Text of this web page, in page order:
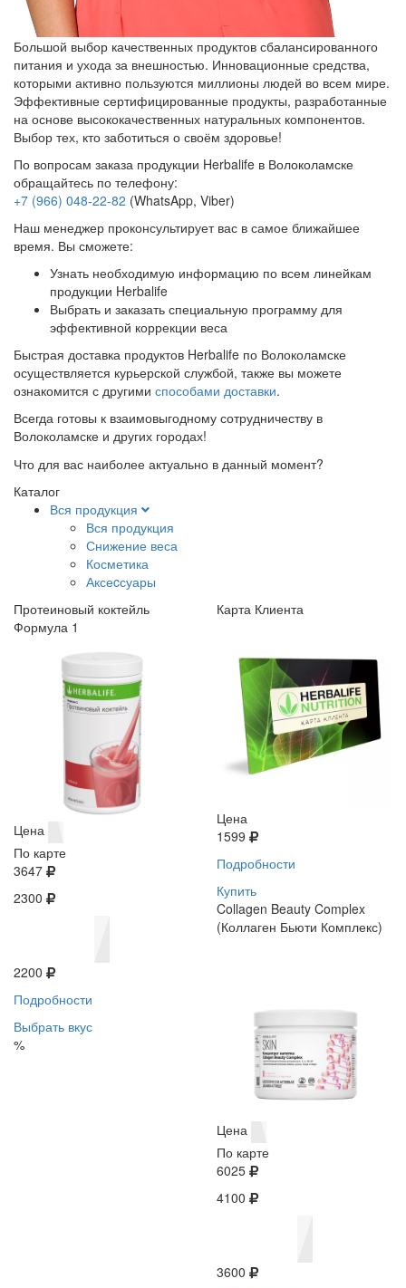
Большой выбор качественных продуктов сбалансированного
питания и ухода за внешностью. Инновационные средства,
которыми активно пользуются миллионы людей во всем мире.
Эффективные сертифицированные продукты, разработанные
на основе высококачественных натуральных компонентов.
Выбор тех, кто заботиться о своём здоровье!
По вопросам заказа продукции Herbalife в Волоколамске
обращайтесь по телефону:
+7 (966) 048-22-82 (WhatsApp, Viber)
Наш менеджер проконсультирует вас в самое ближайшее
время. Вы сможете:
Узнать необходимую информацию по всем линейкам
продукции Herbalife
Выбрать и заказать специальную программу для
эффективной коррекции веса
Быстрая доставка продуктов Herbalife по Волоколамске
осуществляется курьерской службой, также вы можете
ознакомится с другими способами доставки.
Всегда готовы к взаимовыгодному сотрудничеству в
Волоколамске и других городах!
Что для вас наиболее актуально в данный момент?
Каталог
Вся продукция
Вся продукция
Снижение веса
Косметика
Аксеcсуары
Протеиновый коктейль
Формула 1
Цена
По карте
3647
2300
2200
Подробности
Выбрать вкус
%
Карта Клиента
Цена
1599
Подробности
Купить
Collagen Beauty Complex
(Коллаген Бьюти Комплекс)
Цена
По карте
6025
4100
3600